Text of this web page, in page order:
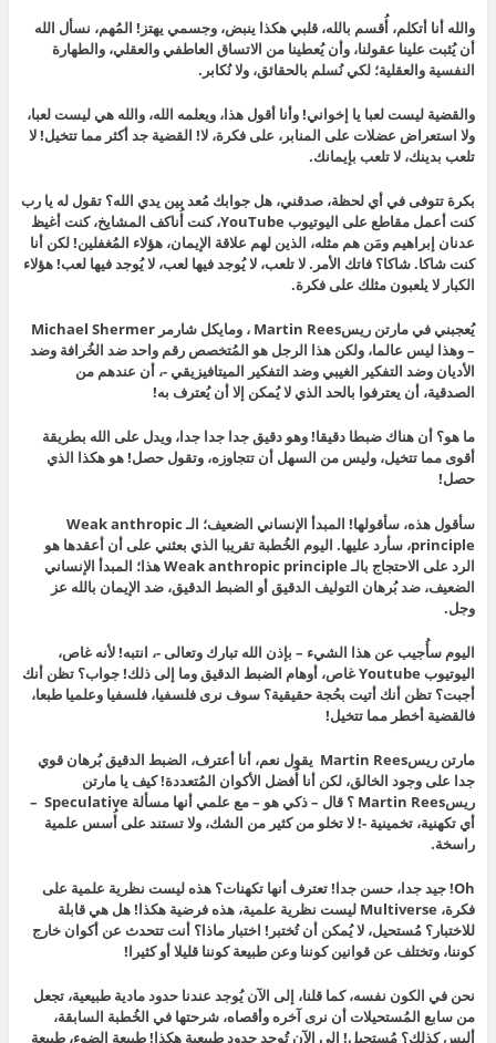
والله أنا أتكلم، أُقسم بالله، قلبي هكذا ينبض، وجسمي يهتز! المُهم، نسأل الله
أن يُثبت علينا عقولنا، وأن يُعطينا من الاتساق العاطفي والعقلي، والطهارة
النفسية والعقلية؛ لكي نُسلم بالحقائق، ولا نُكابر.
والقضية ليست لعبا يا إخواني! وأنا أقول هذا، ويعلمه الله، والله هي ليست لعبا،
ولا استعراض عضلات على المنابر، على فكرة، لا! القضية جد أكثر مما تتخيل! لا
تلعب بدينك، لا تلعب بإيمانك.
بكرة تتوفى في أي لحظة، صدقني، هل جوابك مُعد بين يدي الله؟ تقول له يا رب
كنت أعمل مقاطع على اليوتيوب YouTube، كنت أُناكف المشايخ، كنت أغيظ
عدنان إبراهيم ومَن هم مثله، الذين لهم علاقة الإيمان، هؤلاء المُغفلين! لكن أنا
كنت شاكا. شاكا؟ فاتك الأمر. لا تلعب، لا يُوجد فيها لعب، لا يُوجد فيها لعب! هؤلاء
الكبار لا يلعبون مثلك على فكرة.
يُعجبني في مارتن ريسMartin Rees ، ومايكل شارمر Michael Shermer
– وهذا ليس عالما، ولكن هذا الرجل هو المُتخصص رقم واحد ضد الخُرافة وضد
الأديان وضد التفكير الغيبي وضد التفكير الميتافيزيقي -، أن عندهم من
الصدقية، أن يعترفوا بالحد الذي لا يُمكن إلا أن يُعترف به!
ما هو؟ أن هناك ضبطا دقيقا! وهو دقيق جدا جدا جدا، ويدل على الله بطريقة
أقوى مما تتخيل، وليس من السهل أن تتجاوزه، وتقول حصل! هو هكذا الذي
حصل!
سأقول هذه، سأقولها! المبدأ الإنساني الضعيف؛ الـ Weak anthropic
principle، سأرد عليها. اليوم الخُطبة تقريبا الذي بعثني على أن أعقدها هو
الرد على الاحتجاج بالـ Weak anthropic principle هذا؛ المبدأ الإنساني
الضعيف، ضد بُرهان التوليف الدقيق أو الضبط الدقيق، ضد الإيمان بالله عز
وجل.
اليوم سأُجيب عن هذا الشيء – بإذن الله تبارك وتعالى -، انتبه! لأنه غاص،
اليوتيوب Youtube غاص، أوهام الضبط الدقيق وما إلى ذلك! جواب؟ تظن أنك
أجبت؟ تظن أنك أتيت بحُجة حقيقية؟ سوف نرى فلسفيا، فلسفيا وعلميا طبعا،
فالقضية أخطر مما تتخيل!
مارتن ريسMartin Rees يقول نعم، أنا أعترف، الضبط الدقيق بُرهان قوي
جدا على وجود الخالق، لكن أنا أُفضل الأكوان المُتعددة! كيف يا مارتن
ريسMartin Rees ؟ قال – ذكي هو – مع علمي أنها مسألة Speculative –
أي تكهنية، تخمينية -! لا تخلو من كثير من الشك، ولا تستند على أُسس علمية
راسخة.
Oh! جيد جدا، حسن جدا! تعترف أنها تكهنات؟ هذه ليست نظرية علمية على
فكرة، Multiverse ليست نظرية علمية، هذه فرضية هكذا! هل هي قابلة
للاختبار؟ مُستحيل، لا يُمكن أن تُختبر! اختبار ماذا؟ أنت تتحدث عن أكوان خارج
كوننا، وتختلف عن قوانين كوننا وعن طبيعة كوننا قليلا أو كثيرا!
نحن في الكون نفسه، كما قلنا، إلى الآن يُوجد عندنا حدود مادية طبيعية، تجعل
من سابع المُستحيلات أن نرى آخره وأقصاه، شرحتها في الخُطبة السابقة،
أليس كذلك؟ مُستحيل! إلى الآن تُوجد حدود طبيعية هكذا! طبيعة الضوء، طبيعة